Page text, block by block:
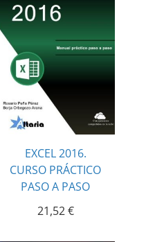
EXCEL 2016.
CURSO PRÁCTICO
PASO A PASO
21,52€